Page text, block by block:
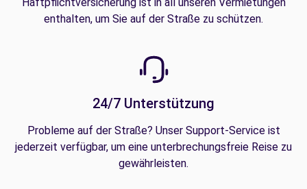
enthalten, um Sie auf der Straße zu schützen.
24/7 Unterstützung
Probleme auf der Straße? Unser Support-Service ist
jederzeit verfügbar, um eine unterbrechungsfreie Reise zu
gewährleisten.